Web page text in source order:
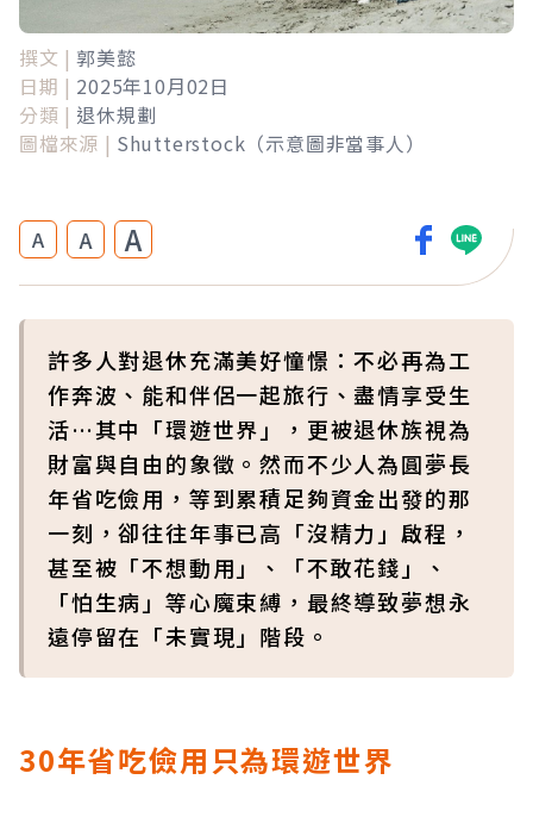
撰文 | 郭美懿
日期 | 2025年10月02日
分類 | 退休規劃
圖檔來源 | Shutterstock（示意圖非當事人）
A A A
許多人對退休充滿美好憧憬：不必再為工
作奔波、能和伴侶一起旅行、盡情享受生
活…其中「環遊世界」，更被退休族視為
財富與自由的象徵。然而不少人為圓夢長
年省吃儉用，等到累積足夠資金出發的那
一刻，卻往往年事已高「沒精力」啟程，
甚至被「不想動用」、「不敢花錢」、
「怕生病」等心魔束縛，最終導致夢想永
遠停留在「未實現」階段。
30年省吃儉用只為環遊世界